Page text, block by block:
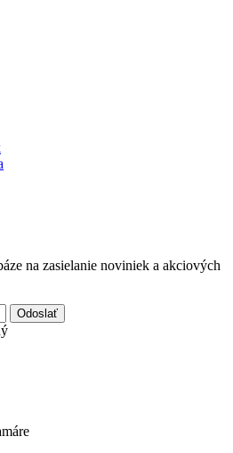
na zasielanie noviniek a akciových
Odoslať